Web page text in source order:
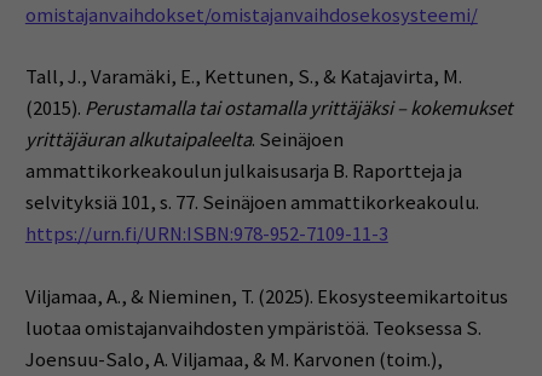
omistajanvaihdokset/omistajanvaihdosekosysteemi/
Tall, J., Varamäki, E., Kettunen, S., & Katajavirta, M.
(2015). Perustamalla tai ostamalla yrittäjäksi – kokemukset
yrittäjäuran alkutaipaleelta. Seinäjoen
ammattikorkeakoulun julkaisusarja B. Raportteja ja
selvityksiä 101, s. 77. Seinäjoen ammattikorkeakoulu.
https://urn.fi/URN:ISBN:978-952-7109-11-3
Viljamaa, A., & Nieminen, T. (2025). Ekosysteemikartoitus
luotaa omistajanvaihdosten ympäristöä. Teoksessa S.
Joensuu-Salo, A. Viljamaa, & M. Karvonen (toim.),